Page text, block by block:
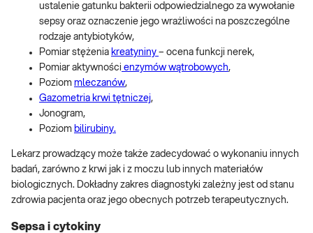
ustalenie gatunku bakterii odpowiedzialnego za wywołanie
sepsy oraz oznaczenie jego wrażliwości na poszczególne
rodzaje antybiotyków,
Pomiar stężenia kreatyniny – ocena funkcji nerek,
Pomiar aktywności enzymów wątrobowych,
Poziom mleczanów,
Gazometria krwi tętniczej,
Jonogram,
Poziom bilirubiny.
Lekarz prowadzący może także zadecydować o wykonaniu innych
badań, zarówno z krwi jak i z moczu lub innych materiałów
biologicznych. Dokładny zakres diagnostyki zależny jest od stanu
zdrowia pacjenta oraz jego obecnych potrzeb terapeutycznych.
Sepsa i cytokiny